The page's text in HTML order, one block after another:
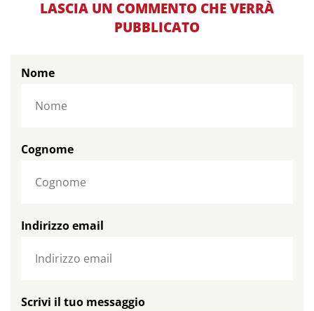
LASCIA UN COMMENTO CHE VERRÀ
PUBBLICATO
Nome
Cognome
Indirizzo email
Scrivi il tuo messaggio